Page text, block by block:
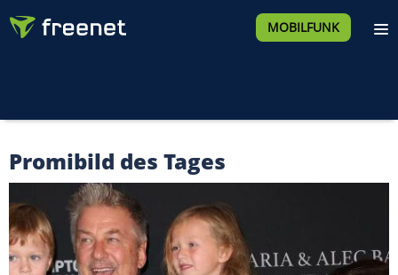
MOBILFUNK
Promibild des Tages